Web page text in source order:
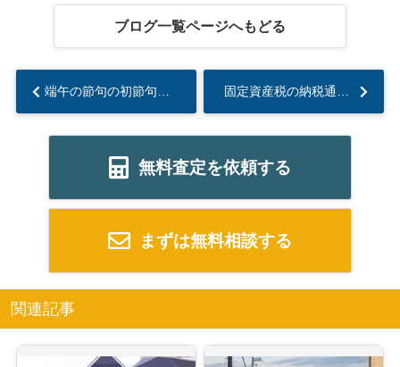
ブログ一覧ページへもどる
無料査定を依頼する
まずは無料相談する
関連記事